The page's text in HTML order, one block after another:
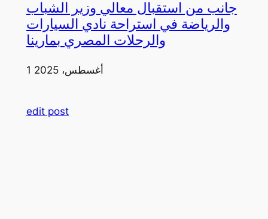
جانب من استقبال معالي وزير الشباب
والرياضة في استراحة نادي السيارات
والرحلات المصري بمارينا
1 أغسطس، 2025
edit post